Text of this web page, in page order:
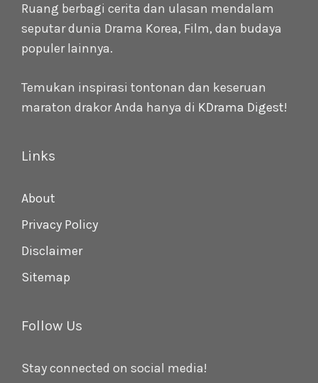
Ruang berbagi cerita dan ulasan mendalam
seputar dunia Drama Korea, Film, dan budaya
populer lainnya.
Temukan inspirasi tontonan dan keseruan
maraton drakor Anda hanya di KDrama Digest!
Links
About
Privacy Policy
Disclaimer
Sitemap
Follow Us
Stay connected on social media!